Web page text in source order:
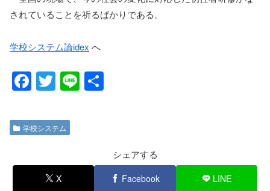
されていることを祈るばかりである。
学校システム論idex へ
F
c
e
b
T
tt
er
Li
学校システム
シェアする
X Facebook LINE